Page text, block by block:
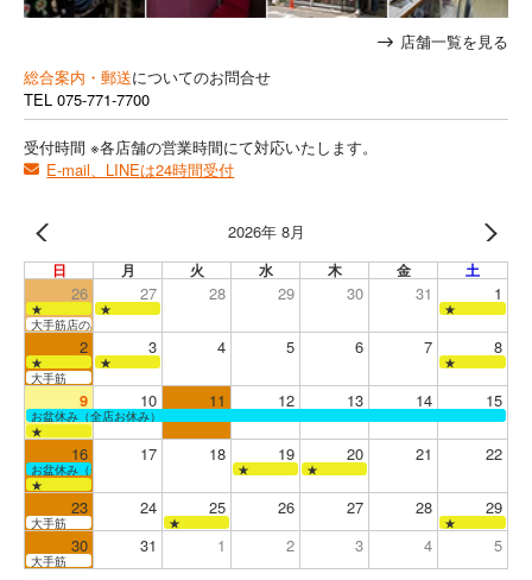
店舗一覧を見る
総合案内・郵送についてのお問合せ
TEL 075-771-7700
受付時間 ※各店舗の営業時間にて対応いたします。
E-mail、LINEは24時間受付
2026年 8月
日 月 火 水 木 金 土
26 27 28 29 30 31 1
★ ★
★
大手筋店のみ営業
2 3 4 5 6 7 8
★ ★
★
大手筋
9 10 11 12 13 14 15
お盆休み（全店お休み）
★
16 17 18 19 20 21 22
お盆休み（全店お休み） ★
★
★
23 24 25 26 27 28 29
大手筋 ★ ★
30 31 1 2 3 4 5
大手筋